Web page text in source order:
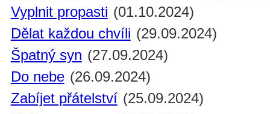
Vyplnit propasti (01.10.2024)
Dělat každou chvíli (29.09.2024)
Špatný syn (27.09.2024)
Do nebe (26.09.2024)
Zabíjet přátelství (25.09.2024)